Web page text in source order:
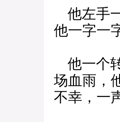
他左手
他一字一
他一个
场血雨，
不幸，一